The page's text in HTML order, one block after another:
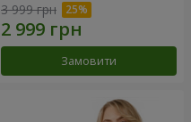
3 999 грн
Замовити